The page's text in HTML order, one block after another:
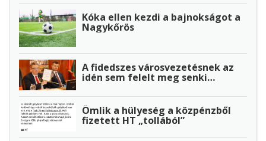
Kóka ellen kezdi a bajnokságot a
Nagykőrös
A fidedszes városvezetésnek az
idén sem felelt meg senki…
Ömlik a hülyeség a közpénzből
fizetett HT „tollából”